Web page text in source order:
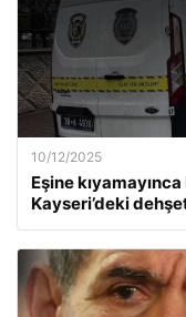
10/12/2025
Eşine kıyamayınca
Kayseri’deki